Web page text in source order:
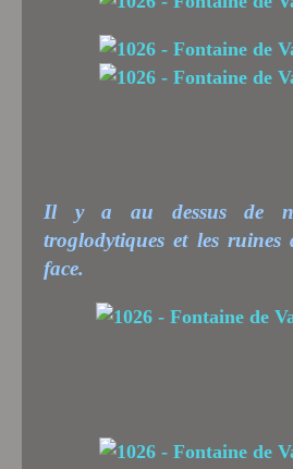
Il y a au dessus de
troglodytiques et les ruines
face.